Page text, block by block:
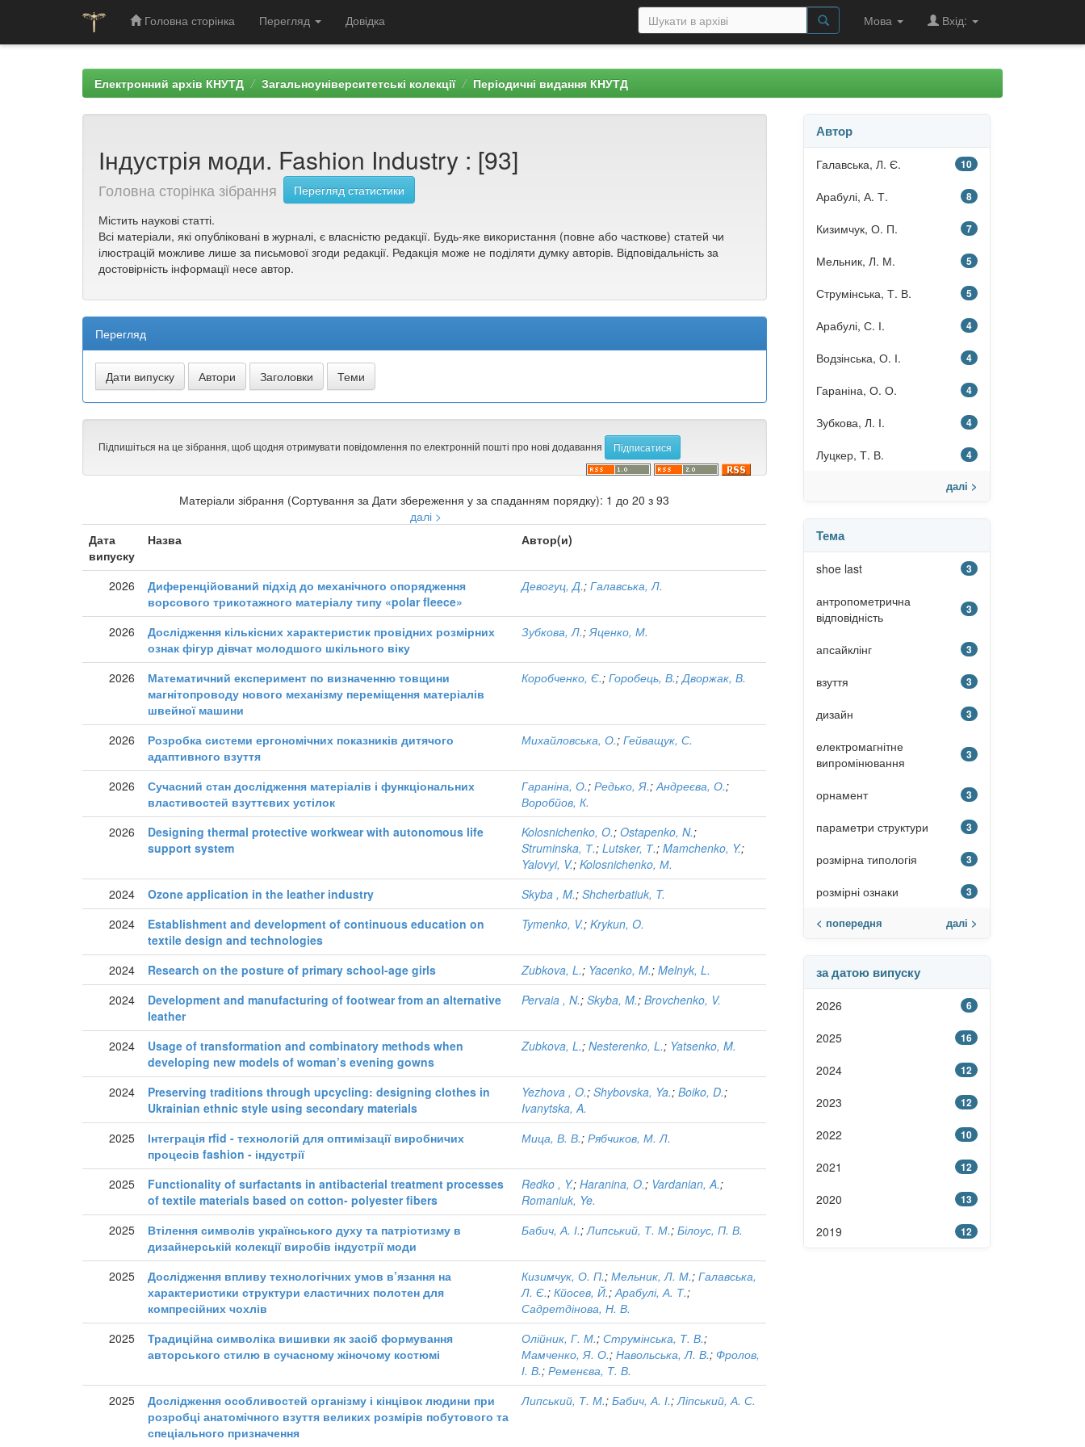
Головна сторінка Перегляд Довідка Мова Вхід:
Електронний архів КНУТД Загальноуніверситетські колекції Періодичні видання КНУТД
Індустрія моди. Fashion Industry : [93]
Головна сторінка зібрання
Перегляд статистики
Містить наукові статті.
Всі матеріали, які опубліковані в журналі, є власністю редакції. Будь-яке використання (повне або часткове) статей чи
ілюстрацій можливе лише за письмової згоди редакції. Редакція може не поділяти думку авторів. Відповідальність за
достовірність інформації несе автор.
Перегляд
Підпишіться на це зібрання, щоб щодня отримувати повідомлення по електронній пошті про нові додавання
Матеріали зібрання (Сортування за Дати збереження у за спаданням порядку): 1 до 20 з 93
далі >
Дата
випуску
Назва Автор(и)
2026
Диференційований підхід до механічного опорядження
ворсового трикотажного матеріалу типу «polar fleece»
Девогуц, Д.;Галавська, Л.
2026
Дослідження кількісних характеристик провідних розмірних
ознак фігур дівчат молодшого шкільного віку
Зубкова, Л.;Яценко, М.
2026
Математичний експеримент по визначенню товщини
магнітопроводу нового механізму переміщення матеріалів
швейної машини
Коробченко, Є.;Горобець, В.;Дворжак, В.
2026
Розробка системи ергономічних показників дитячого
адаптивного взуття
Михайловська, О.;Гейващук, С.
2026
Сучасний стан дослідження матеріалів і функціональних
властивостей взуттєвих устілок
Гараніна, О.;Редько, Я.;Андреєва, О.;
Воробйов, К.
2026
Designing thermal protective workwear with autonomous life
support system
Kolosnichenko, O.;Ostapenko, N.;
Struminska, Т.;Lutsker, Т.;Mamchenko, Y.;
Yalovyi, V.;Kolosnichenko, М.
2024
Ozone application in the leather industry Skyba , M.;Shcherbatiuk, T.
2024
Establishment and development of continuous education on
textile design and technologies
Tymenko, V.;Krykun, O.
2024 Research on the posture of primary school-age girls Zubkova, L.; Yacenko, M.;Melnyk, L.
2024
Development and manufacturing of footwear from an alternative
leather
Pervaia , N.;Skyba, M.;Brovchenko, V.
2024
Usage of transformation and combinatory methods when
developing new models of woman’s evening gowns
Zubkova, L.;Nesterenko, L.; Yatsenko, M.
2024
Preserving traditions through upcycling: designing clothes in
Ukrainian ethnic style using secondary materials
Yezhova , O.;Shybovska, Ya.;Boiko, D.;
Ivanytska, A.
2025
Інтеграція rfid - технологій для оптимізації виробничих
процесів fashion - індустрії
Мица, В. В.;Рябчиков, М. Л.
2025
Functionality of surfactants in antibacterial treatment processes
of textile materials based on cotton- polyester fibers
Redko , Y.;Haranina, O.; Vardanian, A.;
Romaniuk, Ye.
2025
Втілення символів українського духу та патріотизму в
дизайнерській колекції виробів індустрії моди
Бабич, А. І.;Липський, Т. М.;Білоус, П. В.
2025
Дослідження впливу технологічних умов в’язання на
характеристики структури еластичних полотен для
компресійних чохлів
Кизимчук, О. П.;Мельник, Л. М.;Галавська,
Л. Є.;Кйосев, Й.;Арабулі, А. Т.;
Садретдінова, Н. В.
2025
Традиційна символіка вишивки як засіб формування
авторського стилю в сучасному жіночому костюмі
Олійник, Г. М.;Струмінська, Т. В.;
Мамченко, Я. О.;Навольська, Л. В.;Фролов,
І. В.;Ременєва, Т. В.
2025
Дослідження особливостей організму і кінцівок людини при
розробці анатомічного взуття великих розмірів побутового та
спеціального призначення
Липський, Т. М.;Бабич, А. І.;Ліпський, А. С.
Автор
Галавська, Л. Є. 10
Арабулі, А. Т. 8
Кизимчук, О. П. 7
Мельник, Л. М. 5
Струмінська, Т. В. 5
Арабулі, С. І. 4
Водзінська, О. І. 4
Гараніна, О. О. 4
Зубкова, Л. І. 4
Луцкер, Т. В. 4
далі >
Тема
shoe last 3
антропометрична
відповідність
3
апсайклінг 3
взуття 3
дизайн 3
електромагнітне
випромінювання
3
орнамент 3
параметри структури 3
розмірна типологія 3
розмірні ознаки 3
< попередня далі >
за датою випуску
2026 6
2025 16
2024 12
2023 12
2022 10
2021 12
2020 13
2019 12